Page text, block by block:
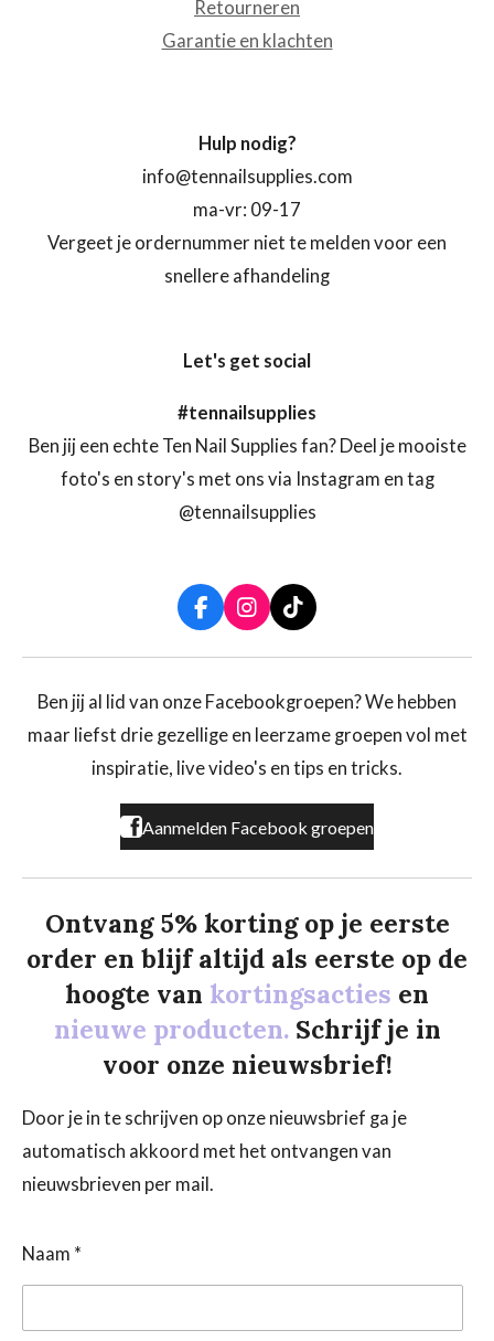
Retourneren
Garantie en klachten
Hulp nodig?
info@tennailsupplies.com
ma-vr: 09-17
Vergeet je ordernummer niet te melden voor een
snellere afhandeling
Let's get social
#tennailsupplies
Ben jij een echte Ten Nail Supplies fan? Deel je mooiste
foto's en story's met ons via Instagram en tag
@tennailsupplies
F
a
c
b
o
k
I
n
s
a
r
a
T
i
k
o
Ben jij al lid van onze Facebookgroepen? We hebben
maar liefst drie gezellige en leerzame groepen vol met
inspiratie, live video's en tips en tricks.
Aanmelden Facebook groepen
Ontvang 5% korting op je eerste
order en blijf altijd als eerste op de
hoogte van kortingsacties en
nieuwe producten. Schrijf je in
voor onze nieuwsbrief!
Door je in te schrijven op onze nieuwsbrief ga je
automatisch akkoord met het ontvangen van
nieuwsbrieven per mail.
Naam *